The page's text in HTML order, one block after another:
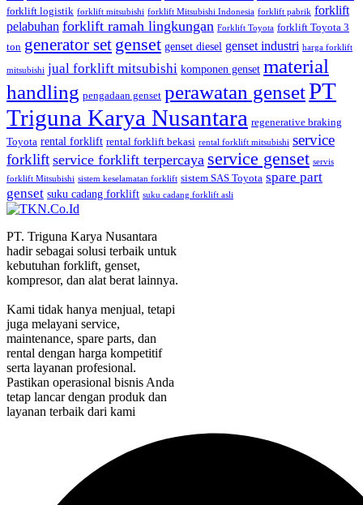
forklift logistik forklift mitsubishi forklift Mitsubishi Indonesia forklift pabrik forklift
pelabuhan forklift ramah lingkungan Forklift Toyota forklift Toyota 3
ton generator set genset genset diesel genset industri harga forklift
mitsubishi jual forklift mitsubishi komponen genset material
handling pengadaan genset perawatan gensetPT
Triguna Karya Nusantara regenerative braking
Toyota rental forklift rental forklift bekasi rental forklift mitsubishi service
forklift service forklift terpercaya service genset servis
forklift Mitsubishi sistem keselamatan forklift sistem SAS Toyota spare part
genset suku cadang forklift suku cadang forklift asli
PT. Triguna Karya Nusantara
hadir sebagai solusi terbaik untuk
kebutuhan forklift, genset,
kompresor, dan alat berat lainnya.
Kami tidak hanya menjual, tetapi
juga melayani service,
maintenance, spare parts, dan
rental dengan harga kompetitif
serta layanan profesional.
Pastikan operasional bisnis Anda
tetap lancar dengan produk dan
layanan terbaik dari kami